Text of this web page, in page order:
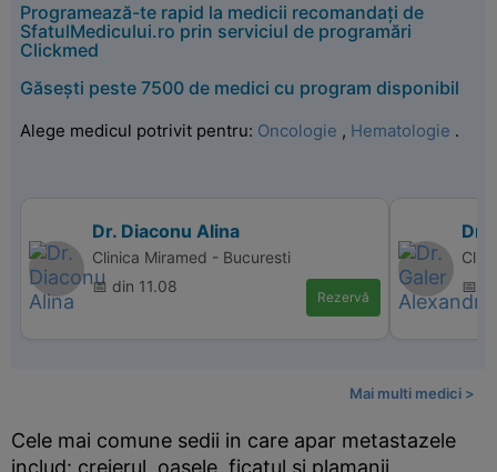
Programează-te rapid la medicii recomandați de
SfatulMedicului.ro prin serviciul de programări
Clickmed
Găsești peste 7500 de medici cu program disponibil
Alege medicul potrivit pentru: Oncologie , Hematologie .
Dr. Diaconu Alina
Clinica Miramed - Bucuresti
📅 din 11.08
Rezervă
Dr.
📅
Mai multi medici >
Cele mai comune sedii in care apar metastazele